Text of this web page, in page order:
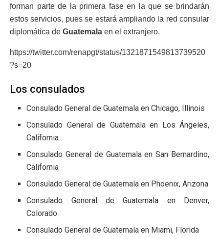
forman parte de la primera fase en la que se brindarán
estos servicios, pues se estará ampliando la red consular
diplomática de Guatemala en el extranjero.
https://twitter.com/renapgt/status/1321871549813739520
?s=20
Los consulados
Consulado General de Guatemala en Chicago, Illinois
Consulado General de Guatemala en Los Ángeles,
California
Consulado General de Guatemala en San Bernardino,
California
Consulado General de Guatemala en Phoenix, Arizona
Consulado General de Guatemala en Denver,
Colorado
Consulado General de Guatemala en Miami, Florida